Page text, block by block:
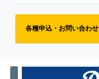
各種申込・お問い合わせ